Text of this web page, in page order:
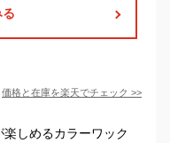
価格と在庫を楽天でチェック >>
しめるカラーワック